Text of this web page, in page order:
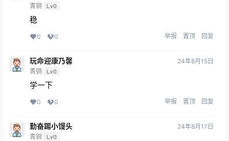
青铜 Lv0
稳
0 0 举报 置顶 回复
玩命迎康乃馨
青铜 Lv0
24年8月15日
学一下
0 0 举报 置顶 回复
勤奋踢小馒头
青铜 Lv0
24年8月17日